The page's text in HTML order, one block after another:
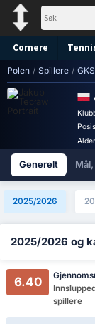
Cornere
Polen / Spillere /
Generelt
2025/2026
2025/2026 og
6.40
spillere